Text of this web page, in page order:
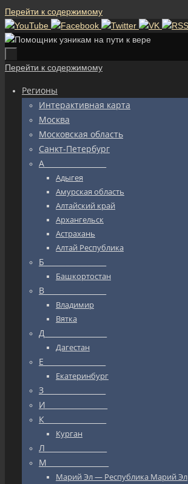
Перейти к содержимому
Перейти к содержимому
Регионы
Интерактивная карта
Москва
Московская область
Санкт-Петербург
А_________________
Адыгея
Амурская область
Алтайский край
Архангельск
Астрахань
Алтай Республика
Б_________________
Башкортостан
В_________________
Владимир
Вятка
Д_________________
Дагестан
Е_________________
Екатеринбург
З_________________
И_________________
К_________________
Курган
Л_________________
М_________________
Марий Эл — Республика Марий Эл